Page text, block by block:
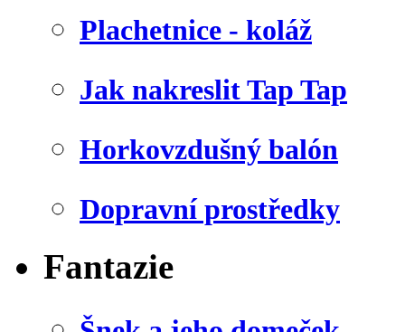
Plachetnice - koláž
Jak nakreslit Tap Tap
Horkovzdušný balón
Dopravní prostředky
Fantazie